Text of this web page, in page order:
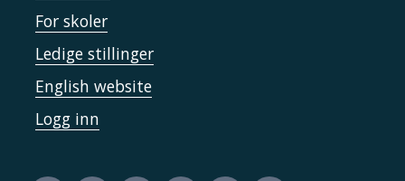
For skoler
Ledige stillinger
English website
Logg inn